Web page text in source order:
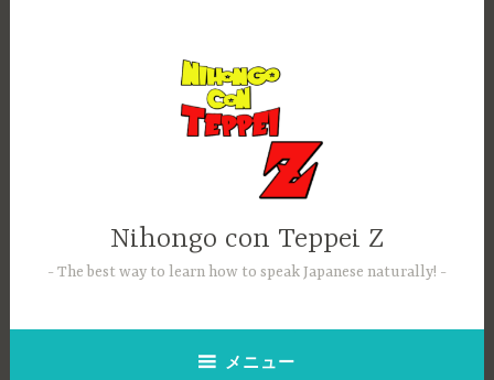
Nihongo con Teppei Z
The best way to learn how to speak Japanese naturally!
メニュー